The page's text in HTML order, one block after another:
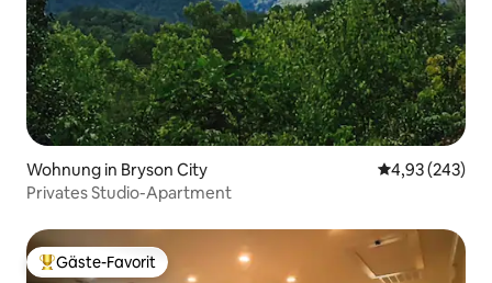
Wohnung in Bryson City
4,93 (243)
Privates Studio-Apartment
Beliebter Gäste-Favorit.
Gäste-Favorit